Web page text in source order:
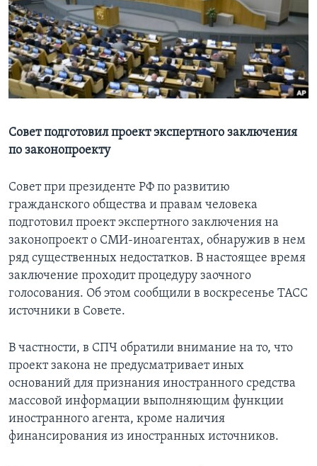
Learning English
СОЦИАЛЬНЫЕ СЕТИ
Языки
Совет подготовил проект экспертного заключения
по законопроекту
Совет при президенте РФ по развитию
гражданского общества и правам человека
подготовил проект экспертного заключения на
законопроект о СМИ-иноагентах, обнаружив в нем
ряд существенных недостатков. В настоящее время
заключение проходит процедуру заочного
голосования. Об этом сообщили в воскресенье ТАСС
источники в Совете.
В частности, в СПЧ обратили внимание на то, что
проект закона не предусматривает иных
оснований для признания иностранного средства
массовой информации выполняющим функции
иностранного агента, кроме наличия
финансирования из иностранных источников.